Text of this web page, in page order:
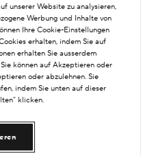
unserer Website zu analysieren,
Werbung und Inhalte von
Ihre Cookie-Einstellungen
erhalten, indem Sie auf
erhalten Sie ausserdem
können auf Akzeptieren oder
oder abzulehnen. Sie
indem Sie unten auf dieser
klicken.